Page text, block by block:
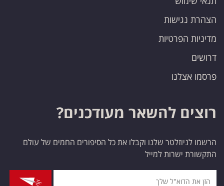
הצהרת נגישות
מדיניות הפרטיות
דרושים
פרסמו אצלנו
רוצים להשאר מעודכנים?
הרשמו לניוזלטר שלנו וקבלו את כל הסיפורים החמים של עולם
התקשורת ישרות למייל